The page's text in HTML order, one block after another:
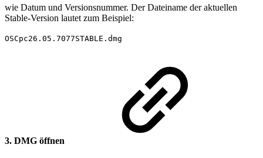
wie Datum und Versionsnummer. Der Dateiname der aktuellen
Stable-Version lautet zum Beispiel:
OSCpc26.05.7077STABLE.dmg
3. DMG öffnen